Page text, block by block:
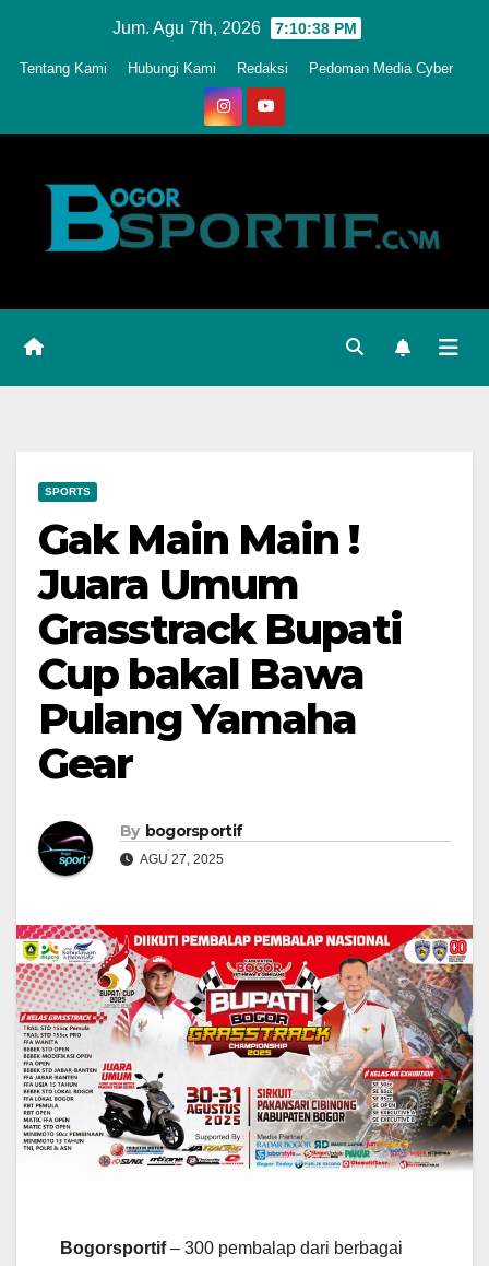
Jum. Agu 7th, 2026 7:10:41 PM
Tentang Kami Hubungi Kami Redaksi Pedoman Media Cyber
SPORTS
Gak Main Main !
Juara Umum
Grasstrack Bupati
Cup bakal Bawa
Pulang Yamaha
Gear
By bogorsportif
AGU 27, 2025
Bogorsportif– 300 pembalap dari berbagai